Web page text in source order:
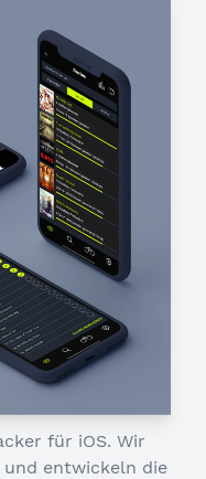
für iOS. Wir
entwickeln die